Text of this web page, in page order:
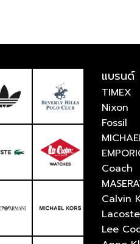
แบรนด์
TIMEX
Nixon
Fossil
Coach
Calvin
Lacoste
Lee